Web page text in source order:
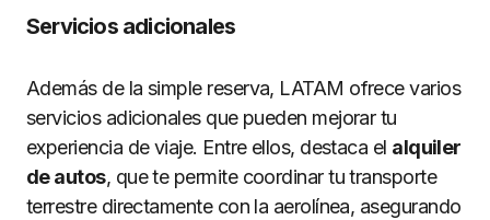
Servicios adicionales
Además de la simple reserva, LATAM ofrece varios
servicios adicionales que pueden mejorar tu
experiencia de viaje. Entre ellos, destaca el alquiler
de autos, que te permite coordinar tu transporte
terrestre directamente con la aerolínea, asegurando